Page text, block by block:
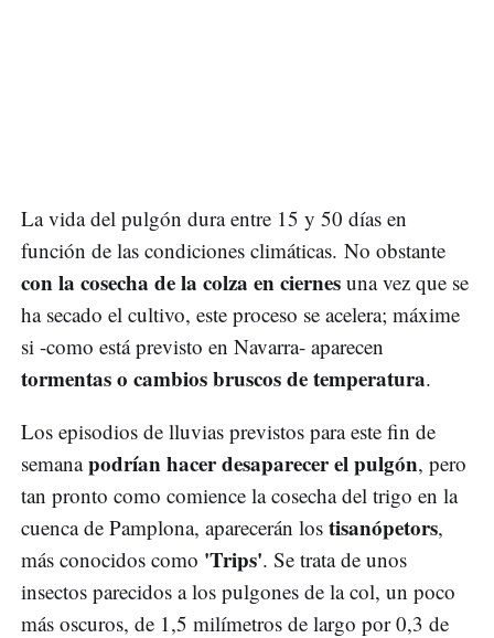
La vida del pulgón dura entre 15 y 50 días en
función de las condiciones climáticas. No obstante
con la cosecha de la colza en ciernes una vez que se
ha secado el cultivo, este proceso se acelera; máxime
si -como está previsto en Navarra- aparecen
tormentas o cambios bruscos de temperatura.
Los episodios de lluvias previstos para este fin de
semanapodrían hacer desaparecer el pulgón, pero
tan pronto como comience la cosecha del trigo en la
cuenca de Pamplona, aparecerán los tisanópetors,
más conocidos como 'Trips'. Se trata de unos
insectos parecidos a los pulgones de la col, un poco
más oscuros, de 1,5 milímetros de largo por 0,3 de